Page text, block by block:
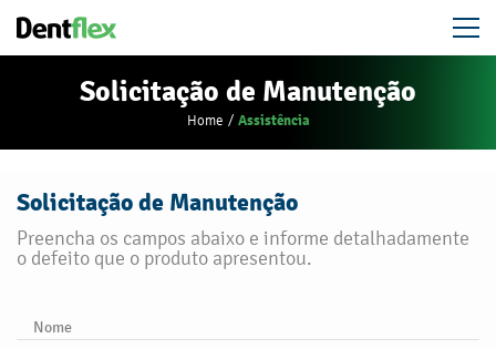
Solicitação de Manutenção
Home Assistência
Solicitação de Manutenção
Preencha os campos abaixo e informe detalhadamente
o defeito que o produto apresentou.
Nome